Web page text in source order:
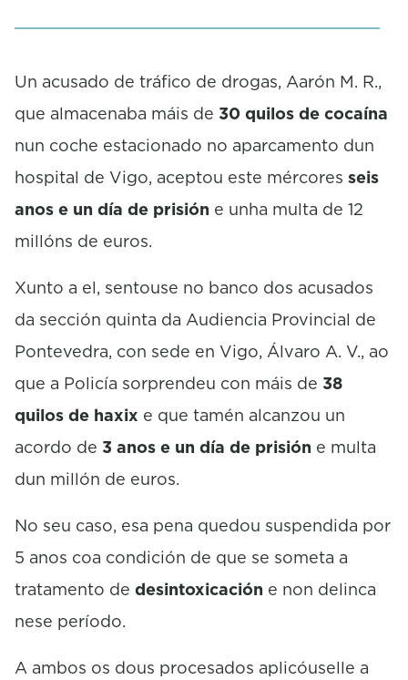
Un acusado de tráfico de drogas, Aarón M. R.,
que almacenaba máis de 30 quilos de cocaína
nun coche estacionado no aparcamento dun
hospital de Vigo, aceptou este mércores seis
anos e un día de prisión e unha multa de 12
millóns de euros.
Xunto a el, sentouse no banco dos acusados
da sección quinta da Audiencia Provincial de
Pontevedra, con sede en Vigo, Álvaro A. V., ao
que a Policía sorprendeu con máis de 38
quilos de haxix e que tamén alcanzou un
acordo de 3 anos e un día de prisión e multa
dun millón de euros.
No seu caso, esa pena quedou suspendida por
5 anos coa condición de que se someta a
tratamento de desintoxicación e non delinca
nese período.
A ambos os dous procesados aplicóuselle a